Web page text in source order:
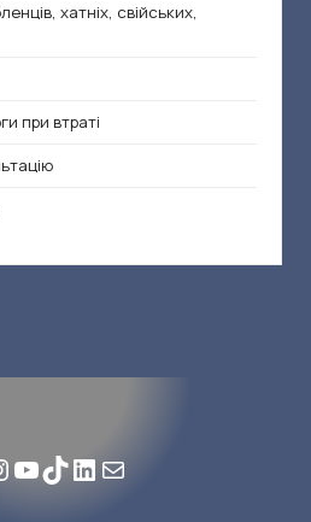
хатніх, свійських,
при втраті
YouTube
TikTok
LinkedIn
Mail